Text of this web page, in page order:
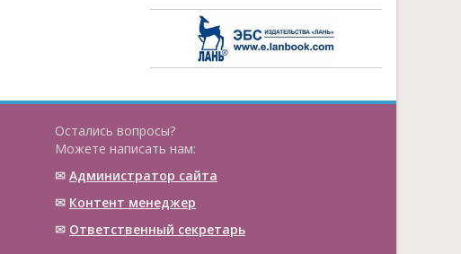
Остались вопросы?
Можете написать нам:
✉ Администратор сайта
✉ Контент менеджер
✉ Ответственный cекретарь